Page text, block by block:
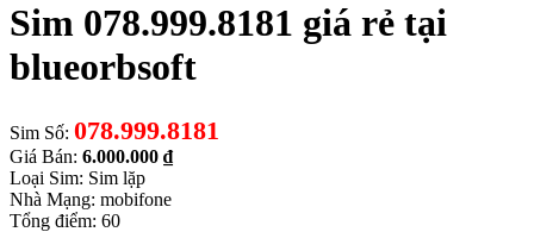
Sim 078.999.8181 giá rẻ tại
blueorbsoft
Sim Số: 078.999.8181
Giá Bán: 6.000.000 ₫
Loại Sim: Sim lặp
Nhà Mạng: mobifone
Tổng điểm: 60